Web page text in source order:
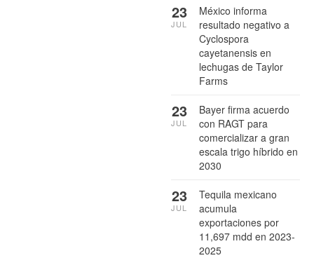
México informa
resultado negativo a
Cyclospora
cayetanensis en
lechugas de Taylor
Farms
23
JUL
Bayer firma acuerdo
con RAGT para
comercializar a gran
escala trigo híbrido en
2030
23
JUL
Tequila mexicano
acumula
exportaciones por
11,697 mdd en 2023-
2025
23
JUL